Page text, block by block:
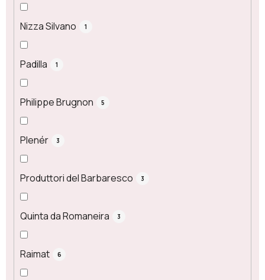
Nizza Silvano 1
Padilla 1
Philippe Brugnon 5
Plenér 3
Produttori del Barbaresco 3
Quinta da Romaneira 3
Raimat 6